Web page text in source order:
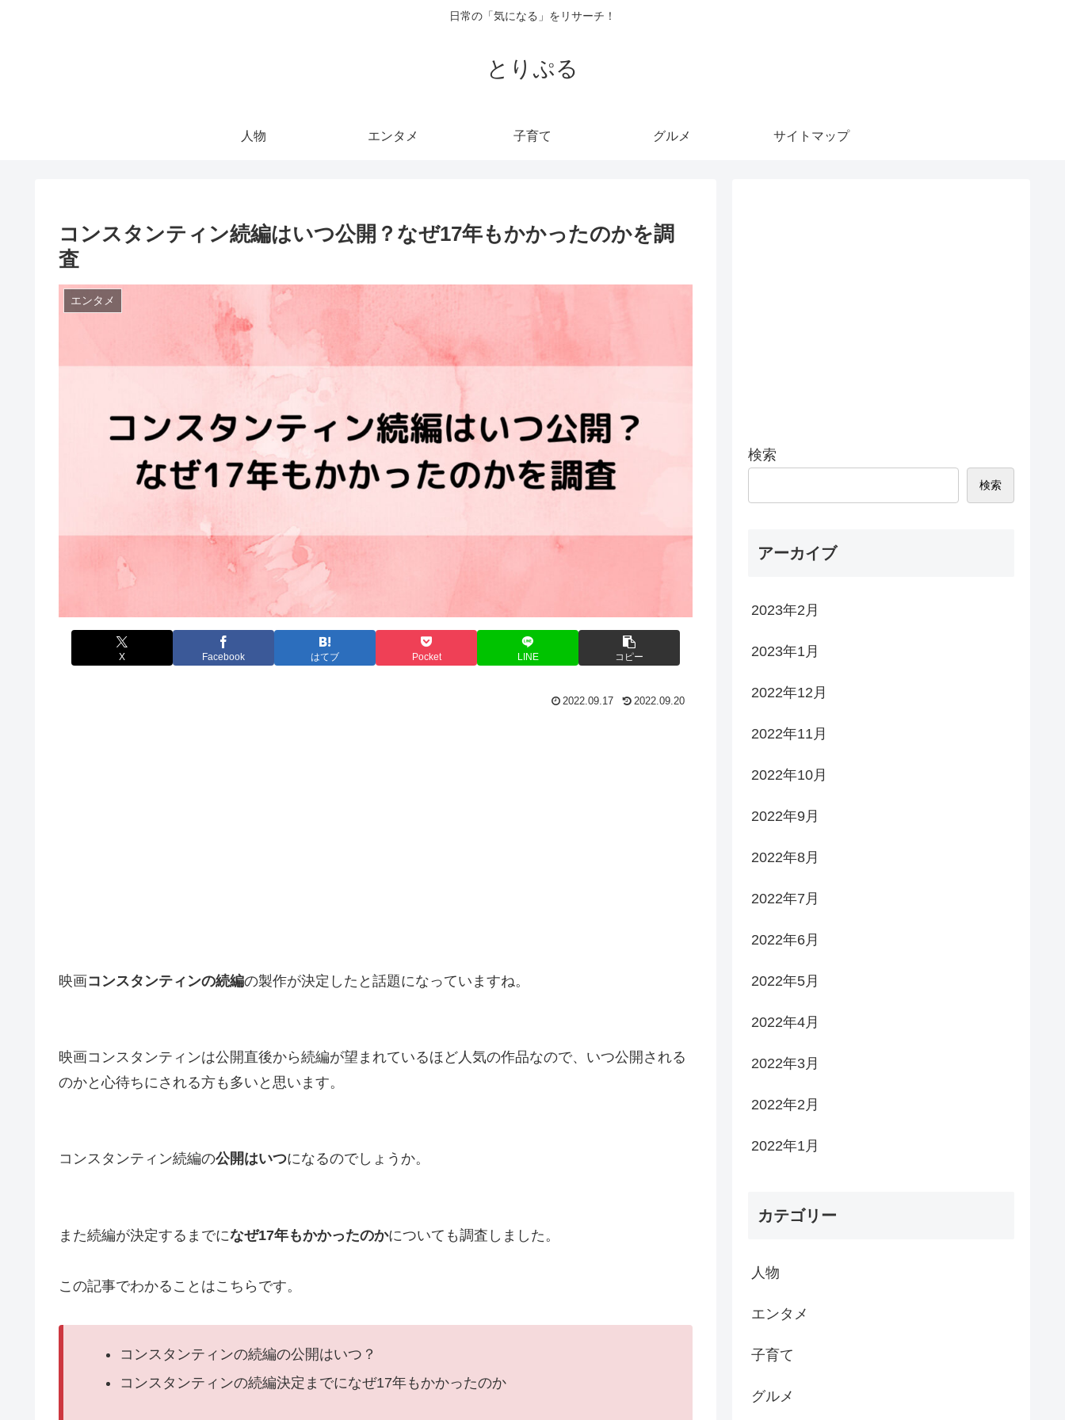
日常の「気になる」をリサーチ！
とりぷる
人物 エンタメ 子育て グルメ サイトマップ
コンスタンティン続編はいつ公開？なぜ17年もかかったのかを調
査
エンタメ
X Facebook はてブ Pocket LINE コピー
2022.09.17 2022.09.20
映画コンスタンティンの続編の製作が決定したと話題になっていますね。
映画コンスタンティンは公開直後から続編が望まれているほど人気の作品なので、いつ公開される
のかと心待ちにされる方も多いと思います。
コンスタンティン続編の公開はいつになるのでしょうか。
また続編が決定するまでになぜ17年もかかったのかについても調査しました。
この記事でわかることはこちらです。
コンスタンティンの続編の公開はいつ？
コンスタンティンの続編決定までになぜ17年もかかったのか
検索
検索
アーカイブ
2023年2月
2023年1月
2022年12月
2022年11月
2022年10月
2022年9月
2022年8月
2022年7月
2022年6月
2022年5月
2022年4月
2022年3月
2022年2月
2022年1月
カテゴリー
人物
エンタメ
子育て
グルメ